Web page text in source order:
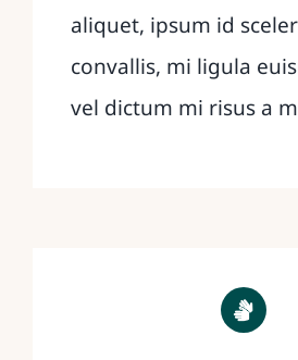
aliquet, ipsum id
convallis, mi ligula
vel dictum mi risus a